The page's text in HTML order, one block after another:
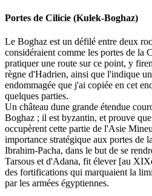
Portes de Cilicie (Kulek-Boghaz)
Le Boghaz est un défilé entre deux
considéraient comme les portes de la
pratiquer une route sur ce point, y
règne d'Hadrien, ainsi que l'indique
endommagée que j'ai copiée en cet
quelques parties.
Un château dune grande étendue
Boghaz ; il est byzantin, et prouve
occupèrent cette partie de l'Asie
importance stratégique aux portes de
Ibrahim-Pacha, dans le but de se
Tarsous et d'Adana, fit élever [au
des fortifications qui marquaient la
par les armées égyptiennes.